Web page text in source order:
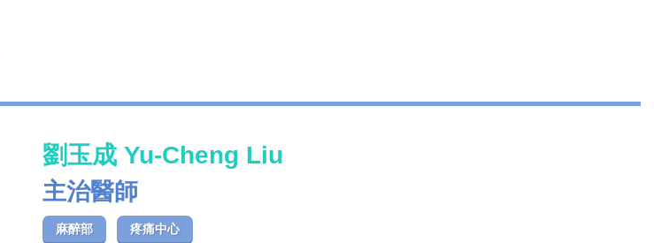
劉玉成 Yu-Cheng Liu
主治醫師
麻醉部 疼痛中心